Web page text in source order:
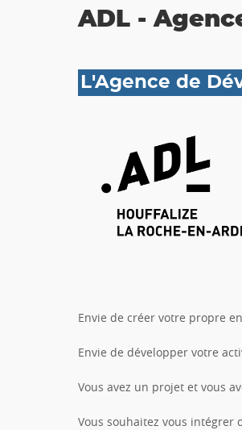
ADL -
L'Agence de
Envie de créer votre propre
Envie de développer votre
Vous avez un projet et vous
Vous souhaitez vous intégrer